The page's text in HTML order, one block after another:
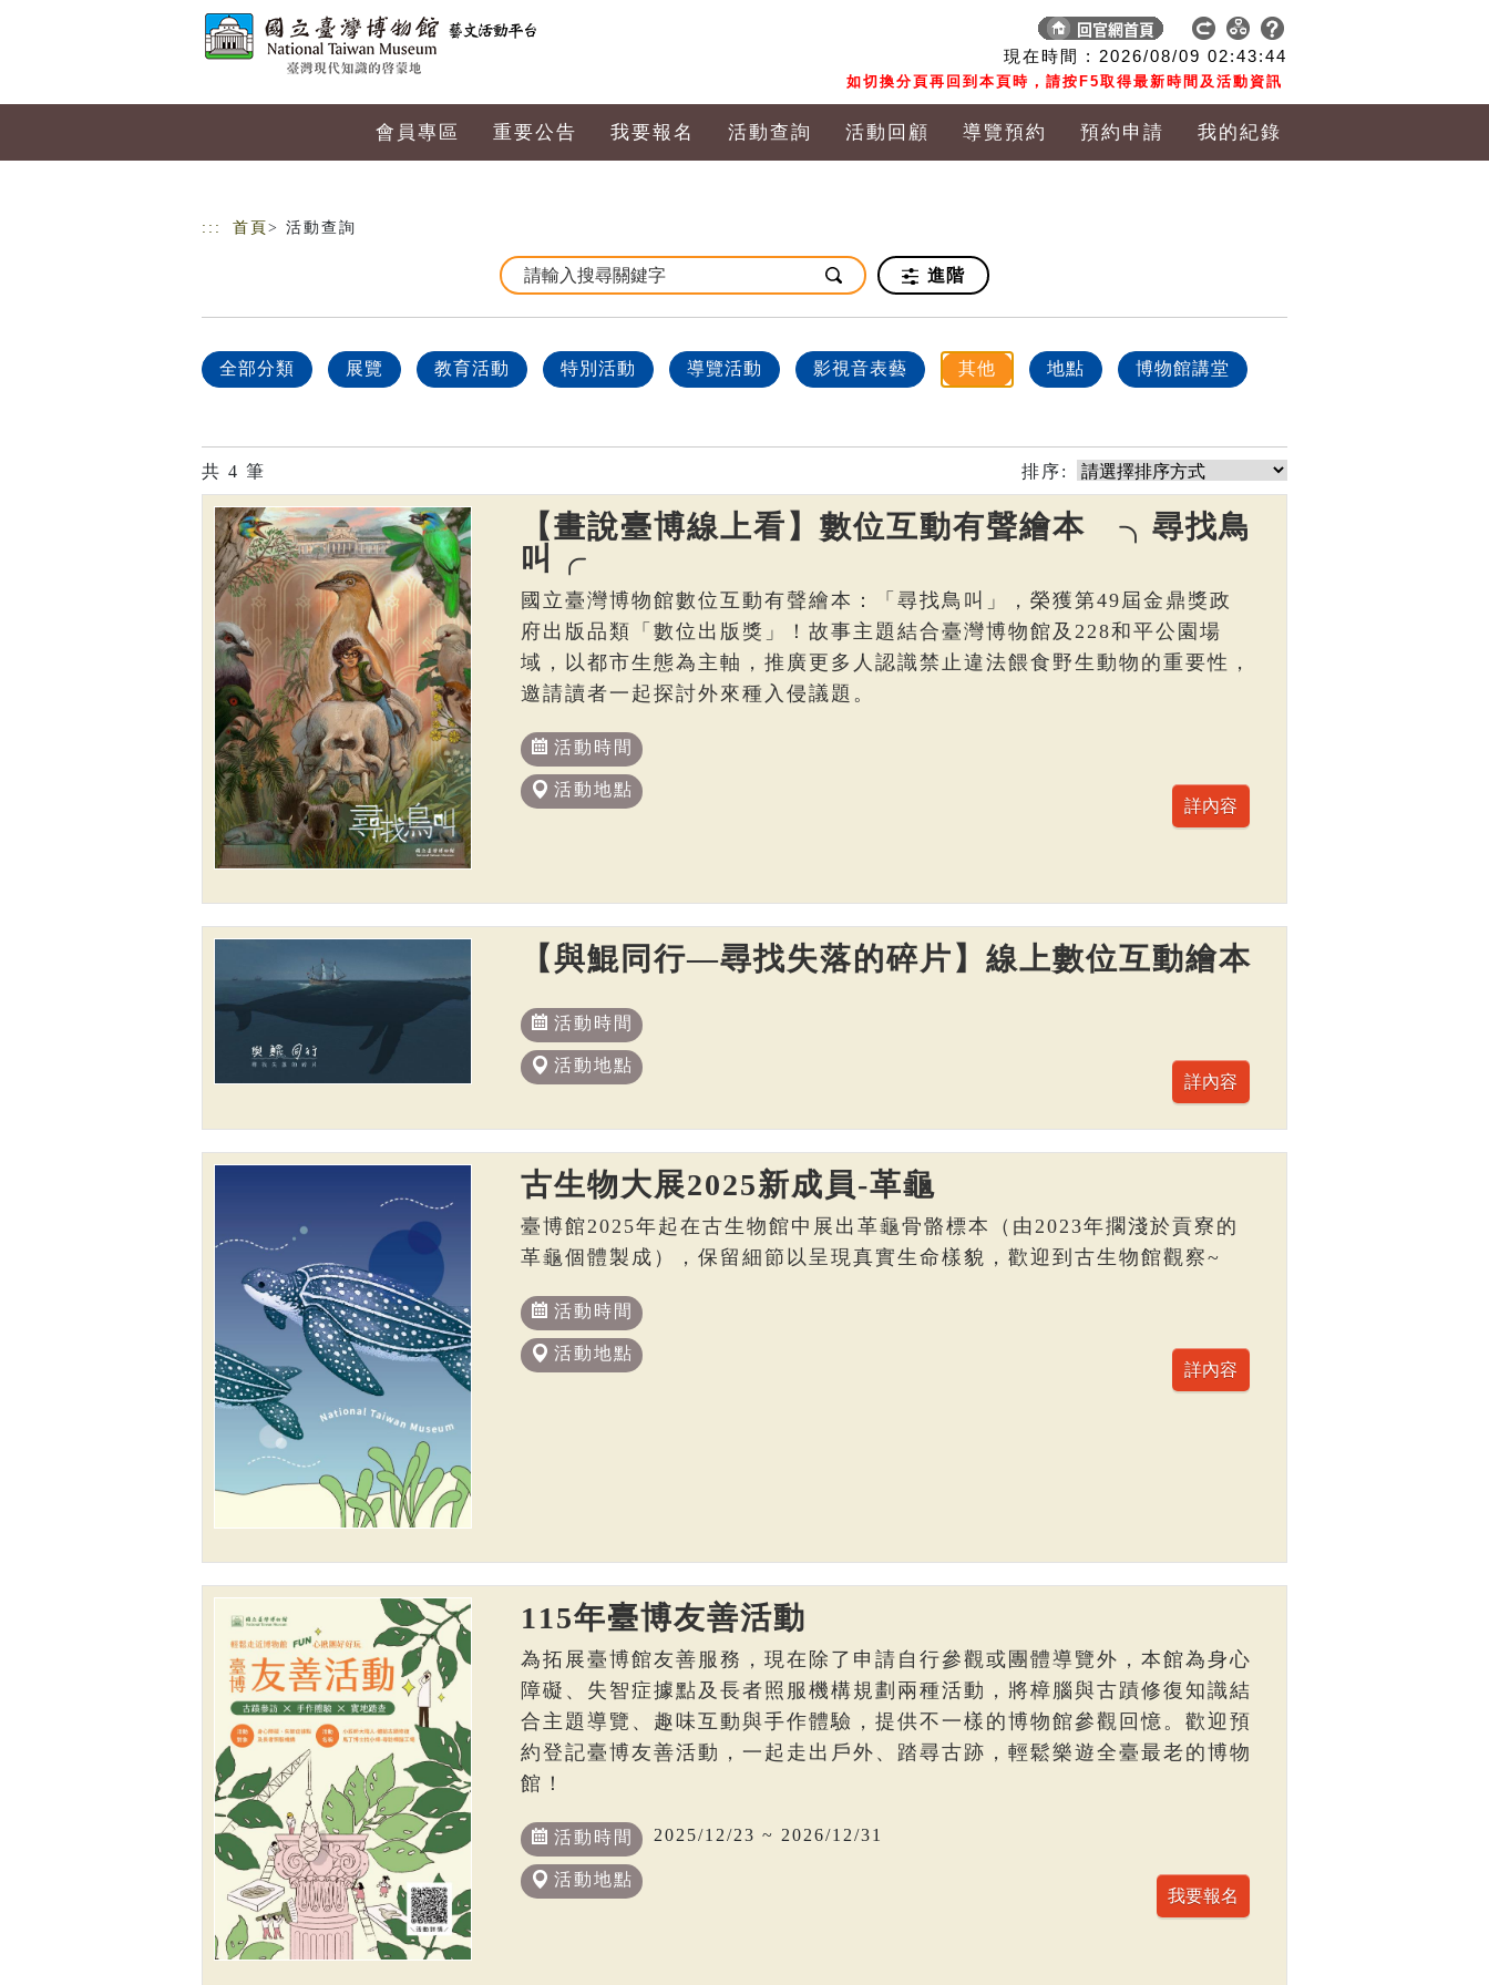
現在時間 : 2026/08/09 02:43:45
如切換分頁再回到本頁時，請按F5取得最新時間及活動資訊
會員專區 重要公告 我要報名 活動查詢 活動回顧 導覽預約 預約申請 我的紀錄
::: 首頁 > 活動查詢
進階
全部分類 展覽 教育活動 特別活動 導覽活動 影視音表藝 其他 地點 博物館講堂
共 4 筆 排序:
【畫說臺博線上看】數位互動有聲繪本 ╮尋找鳥
叫╭
國立臺灣博物館數位互動有聲繪本：「尋找鳥叫」，榮獲第49屆金鼎獎政
府出版品類「數位出版獎」！故事主題結合臺灣博物館及228和平公園場
域，以都市生態為主軸，推廣更多人認識禁止違法餵食野生動物的重要性，
邀請讀者一起探討外來種入侵議題。
活動時間
活動地點
【與鯤同行—尋找失落的碎片】線上數位互動繪本
活動時間
活動地點
古生物大展2025新成員-革龜
臺博館2025年起在古生物館中展出革龜骨骼標本（由2023年擱淺於貢寮的
革龜個體製成），保留細節以呈現真實生命樣貌，歡迎到古生物館觀察~
活動時間
活動地點
115年臺博友善活動
為拓展臺博館友善服務，現在除了申請自行參觀或團體導覽外，本館為身心
障礙、失智症據點及長者照服機構規劃兩種活動，將樟腦與古蹟修復知識結
合主題導覽、趣味互動與手作體驗，提供不一樣的博物館參觀回憶。歡迎預
約登記臺博友善活動，一起走出戶外、踏尋古跡，輕鬆樂遊全臺最老的博物
館！
活動時間 2025/12/23 ~ 2026/12/31
活動地點